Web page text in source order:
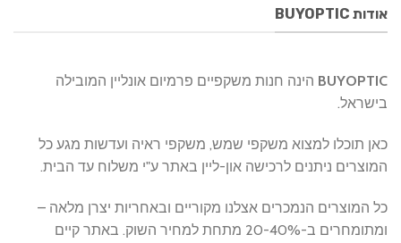
אודות BUYOPTIC
BUYOPTIC הינה חנות משקפיים פרמיום אונליין המובילה
בישראל.
כאן תוכלו למצוא משקפי שמש, משקפי ראיה ועדשות מגע כל
המוצרים ניתנים לרכישה און-ליין באתר ע"י משלוח עד הבית.
כל המוצרים הנמכרים אצלנו מקוריים ובאחריות יצרן מלאה –
ומתומחרים ב-40%-20 מתחת למחיר השוק. באתר קיים